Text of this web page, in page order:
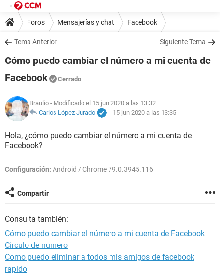
Foros Mensajerías y chat Facebook
Tema Anterior Siguiente Tema
Cómo puedo cambiar el número a mi cuenta de
Facebook
Cerrado
Braulio - Modificado el 15 jun 2020 a las 13:32
Carlos López Jurado
- 15 jun 2020 a las 13:35
Hola, ¿cómo puedo cambiar el número a mi cuenta de
Facebook?
Configuración: Android / Chrome 79.0.3945.116
Compartir
Consulta también:
Cómo puedo cambiar el número a mi cuenta de Facebook
Circulo de numero
Como puedo eliminar a todos mis amigos de facebook
rapido